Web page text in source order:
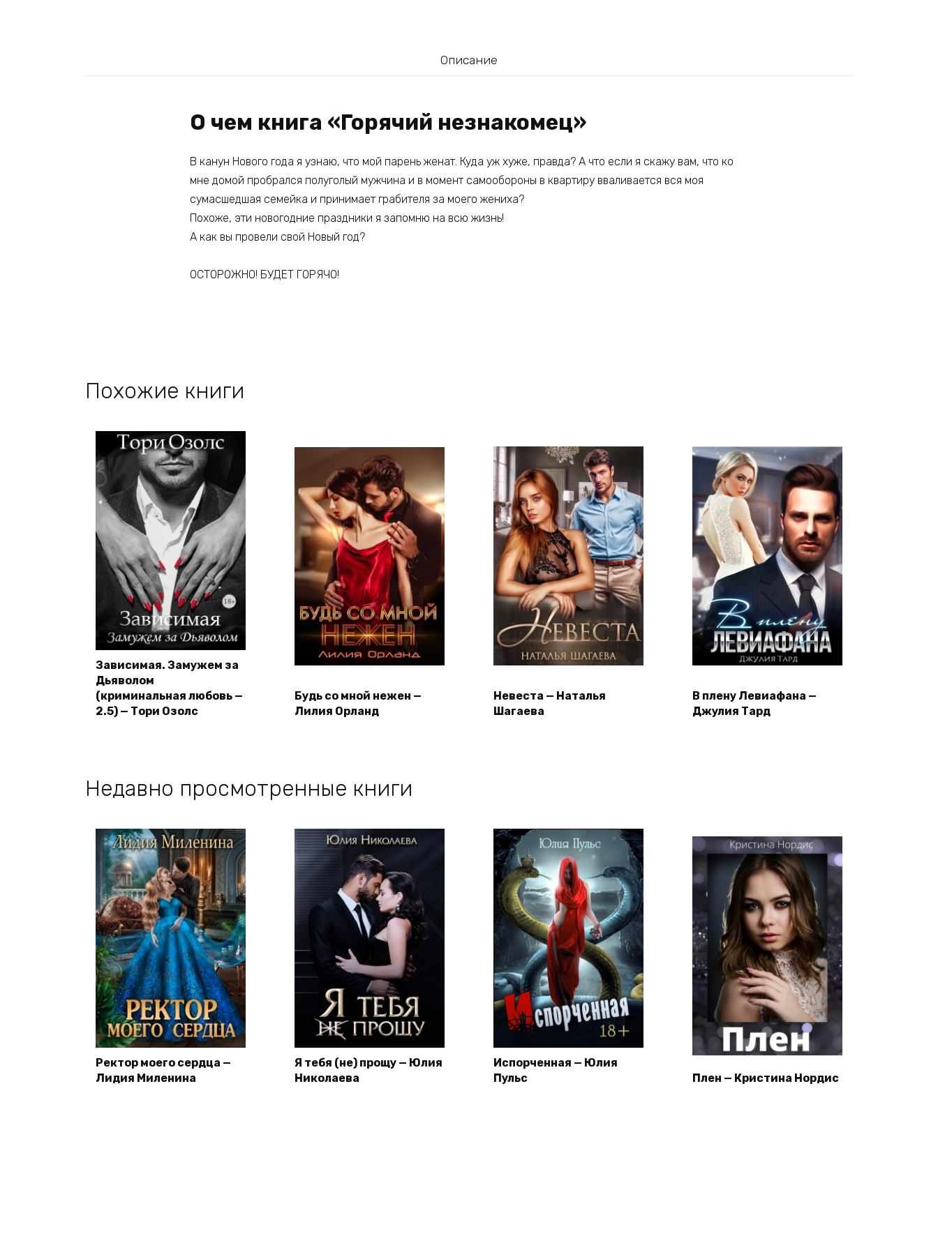
Описание
О чем книга «Горячий незнакомец»
В канун Нового года я узнаю, что мой парень женат. Куда уж хуже, правда? А что если я скажу вам, что ко
мне домой пробрался полуголый мужчина и в момент самообороны в квартиру вваливается вся моя
сумасшедшая семейка и принимает грабителя за моего жениха?
Похоже, эти новогодние праздники я запомню на всю жизнь!
А как вы провели свой Новый год?
ОСТОРОЖНО! БУДЕТ ГОРЯЧО!
Похожие книги
Зависимая. Замужем за
Дьяволом
(криминальная любовь —
2.5) — Тори Озолс
Будь со мной нежен —
Лилия Орланд
Невеста — Наталья
Шагаева
В плену Левиафана —
Джулия Тард
Недавно просмотренные книги
Ректор моего сердца —
Лидия Миленина
Я тебя (не) прощу — Юлия
Николаева
Испорченная — Юлия
Пульс
Плен — Кристина Нордис